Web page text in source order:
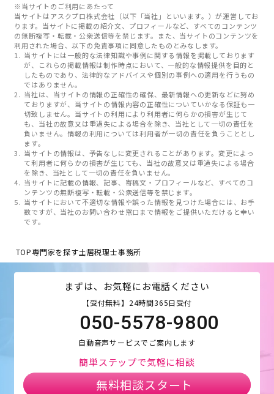
※当サイトのご利用にあたって
当サイトはアスクプロ株式会社（以下「当社」といいます。）が運営してお
ります。当サイトに掲載の紹介文、プロフィールなど、すべてのコンテンツ
の無断複写・転載・公衆送信等を禁じます。また、当サイトのコンテンツを
利用された場合、以下の免責事項に同意したものとみなします。
当サイトには一般的な法律知識や事例に関する情報を掲載しております
が、これらの掲載情報は制作時点において、一般的な情報提供を目的と
したものであり、法律的なアドバイスや個別の事例への適用を行うもの
ではありません。
当社は、当サイトの情報の正確性の確保、最新情報への更新などに努め
ておりますが、当サイトの情報内容の正確性についていかなる保証も一
切致しません。当サイトの利用により利用者に何らかの損害が生じて
も、当社の故意又は重過失による場合を除き、当社として一切の責任を
負いません。情報の利用については利用者が一切の責任を負うこととし
ます。
当サイトの情報は、予告なしに変更されることがあります。変更によっ
て利用者に何らかの損害が生じても、当社の故意又は重過失による場合
を除き、当社として一切の責任を負いません。
当サイトに記載の情報、記事、寄稿文・プロフィールなど、すべてのコ
ンテンツの無断複写・転載・公衆送信等を禁じます。
当サイトにおいて不適切な情報や誤った情報を見つけた場合には、お手
数ですが、当社のお問い合わせ窓口まで情報をご提供いただけると幸い
です。
TOP専門家を探す土居税理士事務所
まずは、お気軽にお電話ください
【受付無料】24時間365日受付
050-5578-9800
自動音声サービスでご案内します
簡単ステップで気軽に相談
無料相談スタート